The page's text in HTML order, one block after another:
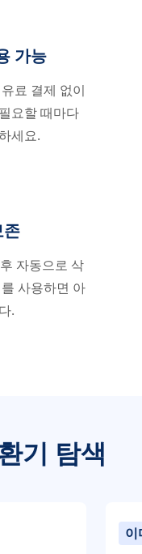
가능
료 결제 없이
요할 때마다
세요.
존
자동으로 삭
사용하면 아
.
기 탐색
이